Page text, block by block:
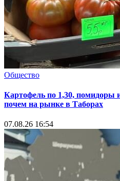
Общество
Картофель по 1,30, помидоры
почем на рынке в Таборах
07.08.26 16:54